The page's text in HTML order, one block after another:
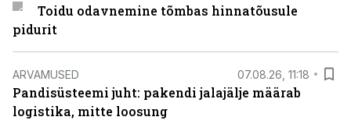
Toidu odavnemine tõmbas hinnatõusule
pidurit
ARVAMUSED 07.08.26, 11:18
Pandisüsteemi juht: pakendi jalajälje määrab
logistika, mitte loosung